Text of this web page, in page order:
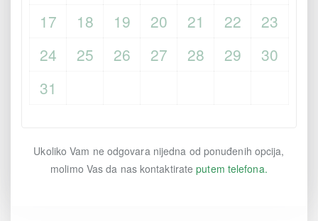
17
18 19 20 21 22
23
24
25 26 27 28 29
30
31
Ukoliko Vam ne odgovara nijedna od ponuđenih opcija,
molimo Vas da nas kontaktirateputem telefona.